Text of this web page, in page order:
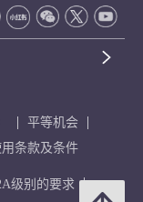
平等机会
条款及条件
级别的要求